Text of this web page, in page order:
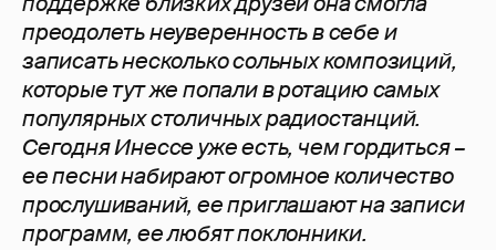
преодолеть неуверенность в себе и
записать несколько сольных композиций,
которые тут же попали в ротацию самых
популярных столичных радиостанций.
Сегодня Инессе уже есть, чем гордиться –
ее песни набирают огромное количество
прослушиваний, ее приглашают на записи
программ, ее любят поклонники.